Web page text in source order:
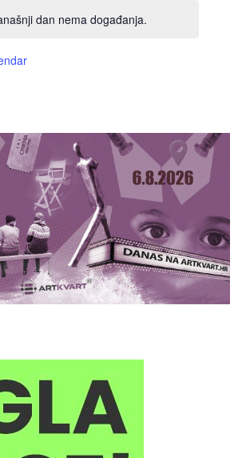
dan nema događanja.